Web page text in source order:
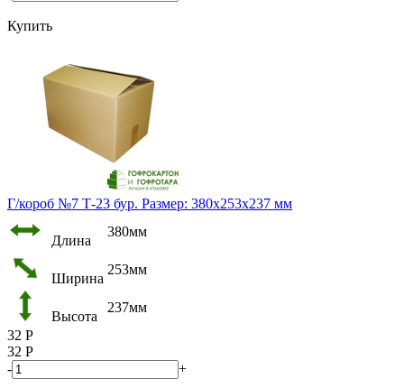
Купить
Г/короб №7 Т-23 бур. Размер: 380х253х237 мм
Длина
380мм
Ширина
253мм
Высота
237мм
32 Р
32 Р
-
+